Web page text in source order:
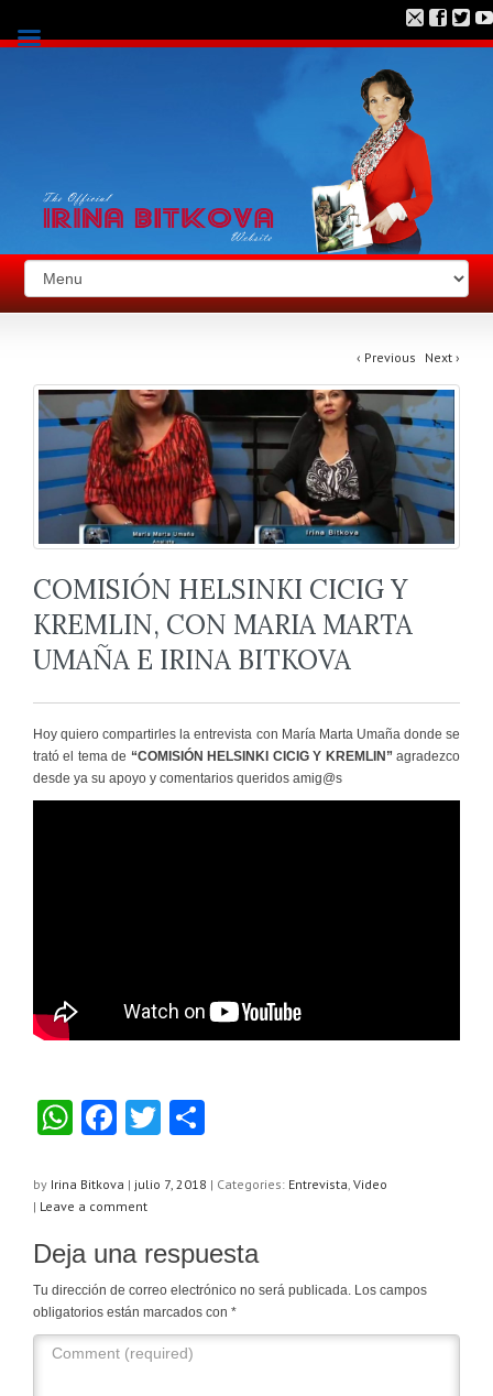
‹ Previous Next ›
COMISIÓN HELSINKI CICIG Y
KREMLIN, CON MARIA MARTA
UMAÑA E IRINA BITKOVA
Hoy quiero compartirles la entrevista con María Marta Umaña donde se
trató el tema de “COMISIÓN HELSINKI CICIG Y KREMLIN” agradezco
desde ya su apoyo y comentarios queridos amig@s
W
at
s
A
p
p
F
c
e
b
o
o
k
T
tt
m
ar
tir
by Irina Bitkova | julio 7, 2018 | Categories: Entrevista, Video
| Leave a comment
Deja una respuesta
Tu dirección de correo electrónico no será publicada. Los campos
obligatorios están marcados con *